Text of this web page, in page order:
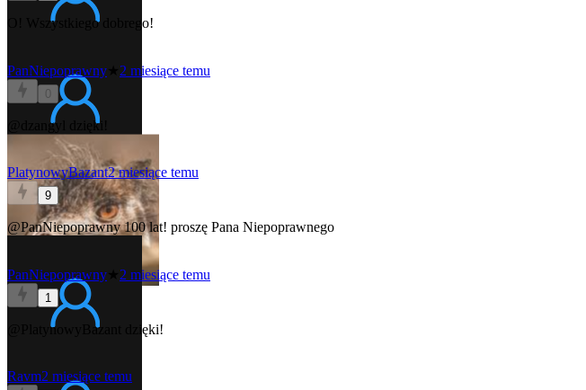
O! Wszystkiego dobrego!
PanNiepoprawny 2 miesiące temu
0
@dzangyl dzięki!
PlatynowyBazant2 miesiące temu
9
@PanNiepoprawny100 lat! proszę Pana Niepoprawnego
PanNiepoprawny 2 miesiące temu
1
@PlatynowyBazant dzięki!
Ravm2 miesiące temu